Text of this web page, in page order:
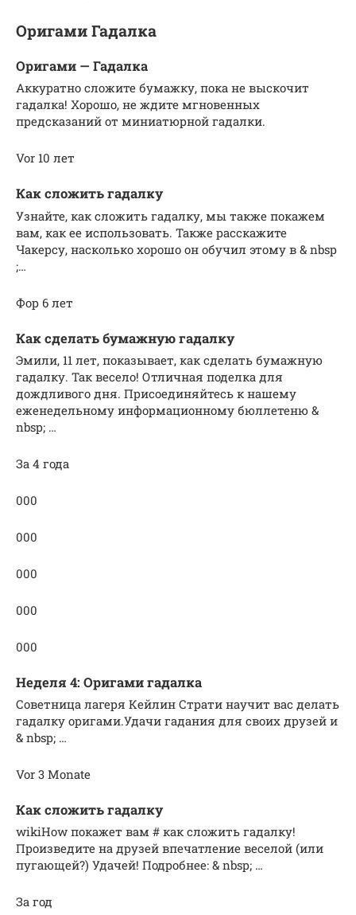
Оригами Гадалка
Оригами — Гадалка
Аккуратно сложите бумажку, пока не выскочит
гадалка! Хорошо, не ждите мгновенных
предсказаний от миниатюрной гадалки.
Vor 10 лет
Как сложить гадалку
Узнайте, как сложить гадалку, мы также покажем
вам, как ее использовать. Также расскажите
Чакерсу, насколько хорошо он обучил этому в & nbsp
;…
Фор 6 лет
Как сделать бумажную гадалку
Эмили, 11 лет, показывает, как сделать бумажную
гадалку. Так весело! Отличная поделка для
дождливого дня. Присоединяйтесь к нашему
еженедельному информационному бюллетеню &
nbsp; …
За 4 года
000
000
000
000
000
Неделя 4: Оригами гадалка
Советница лагеря Кейлин Страти научит вас делать
гадалку оригами.Удачи гадания для своих друзей и
& nbsp; …
Vor 3 Monate
Как сложить гадалку
wikiHow покажет вам # как сложить гадалку!
Произведите на друзей впечатление веселой (или
пугающей?) Удачей! Подробнее: & nbsp; …
За год